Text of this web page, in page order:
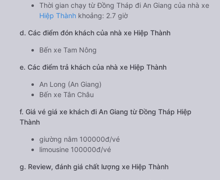
Thời gian chạy từ Đồng Tháp đi An Giang của nhà xe
Hiệp Thành khoảng: 2.7 giờ
d. Các điểm đón khách của nhà xe Hiệp Thành
Bến xe Tam Nông
e. Các điểm trả khách của nhà xe Hiệp Thành
An Long (An Giang)
Bến xe Tân Châu
f. Giá vé giá xe khách đi An Giang từ Đồng Tháp Hiệp
Thành
giường nằm 100000đ/vé
limousine 100000đ/vé
g. Review, đánh giá chất lượng xe Hiệp Thành